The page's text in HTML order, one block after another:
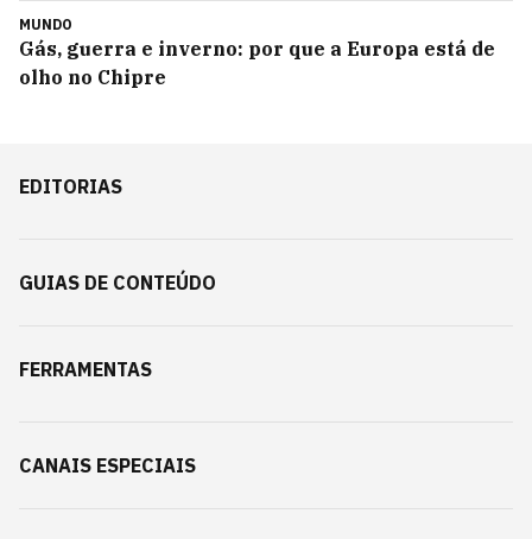
MUNDO
Gás, guerra e inverno: por que a Europa está de
olho no Chipre
EDITORIAS
GUIAS DE CONTEÚDO
FERRAMENTAS
CANAIS ESPECIAIS